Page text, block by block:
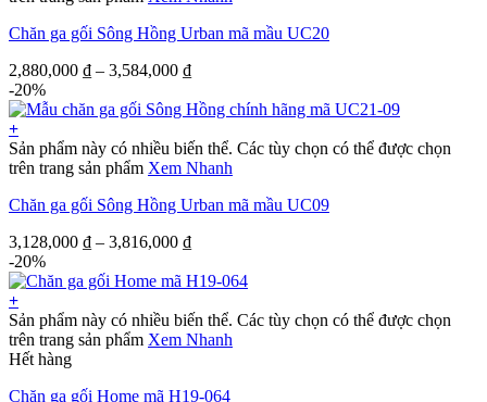
Chăn ga gối Sông Hồng Urban mã mầu UC20
2,880,000 ₫ – 3,584,000 ₫
-20%
+
Sản phẩm này có nhiều biến thể. Các tùy chọn có thể được chọn
trên trang sản phẩm Xem Nhanh
Chăn ga gối Sông Hồng Urban mã mầu UC09
3,128,000 ₫ – 3,816,000 ₫
-20%
+
Sản phẩm này có nhiều biến thể. Các tùy chọn có thể được chọn
trên trang sản phẩm Xem Nhanh
Hết hàng
Chăn ga gối Home mã H19-064